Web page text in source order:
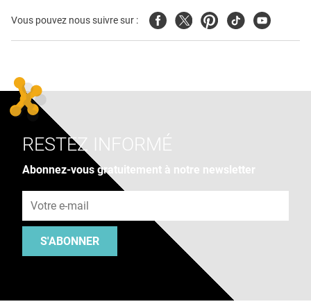
Vous pouvez nous suivre sur : FacebookTwitterPinterest
TiktokYoutube
RESTEZ INFORMÉ
Abonnez-vous gratuitement à notre newsletter
S'ABONNER